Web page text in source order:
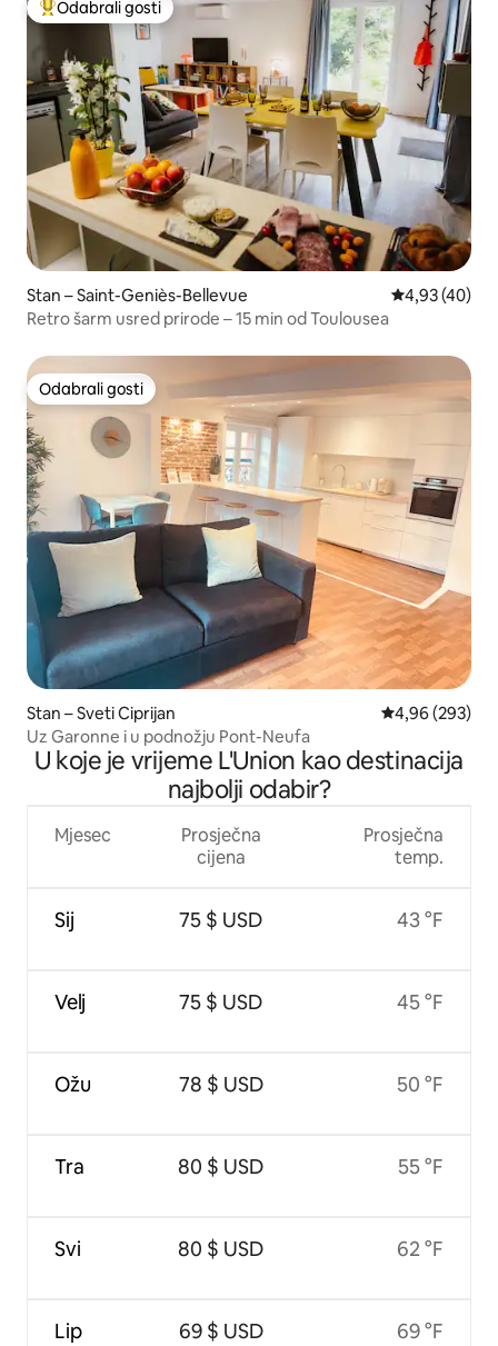
Među najviše rangiranima s oznakom „Odabrali gosti”
Odabrali gosti
Stan – Saint-Geniès-Bellevue Prosječna
4,93 (40)
Retro šarm usred prirode – 15 min od Toulousea
Odabrali gosti
Odabrali gosti
Stan – Sveti Ciprijan Prosječna
4,96 (293)
Uz Garonne i u podnožju Pont-Neufa
U koje je vrijeme L'Union kao destinacija
najbolji odabir?
Mjesec
Sij
Velj
Ožu
Tra
Svi
Lip
Prosječna
cijena
75 $ USD
75 $ USD
78 $ USD
80 $ USD
80 $ USD
69 $ USD
Prosječna
temp.
43 °F
45 °F
50 °F
55 °F
62 °F
69 °F